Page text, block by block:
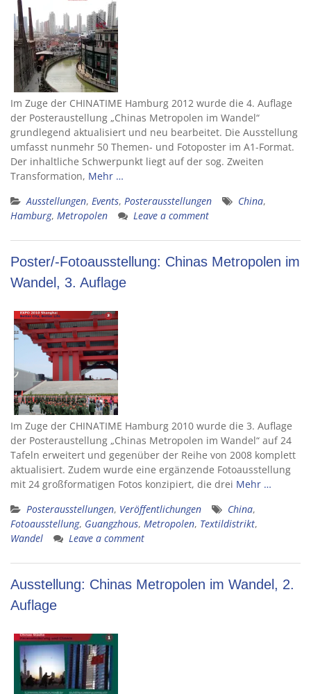
Im Zuge der CHINATIME Hamburg 2012 wurde die 4. Auflage
der Posteraustellung „Chinas Metropolen im Wandel“
grundlegend aktualisiert und neu bearbeitet. Die Ausstellung
umfasst nunmehr 50 Themen- und Fotoposter im A1-Format.
Der inhaltliche Schwerpunkt liegt auf der sog. Zweiten
Transformation, Mehr …
Ausstellungen, Events, Posterausstellungen China,
Hamburg, Metropolen Leave a comment
Poster/-Fotoausstellung: Chinas Metropolen im
Wandel, 3. Auflage
Im Zuge der CHINATIME Hamburg 2010 wurde die 3. Auflage
der Posteraustellung „Chinas Metropolen im Wandel“ auf 24
Tafeln erweitert und gegenüber der Reihe von 2008 komplett
aktualisiert. Zudem wurde eine ergänzende Fotoausstellung
mit 24 großformatigen Fotos konzipiert, die drei Mehr …
Posterausstellungen, Veröffentlichungen China,
Fotoausstellung, Guangzhous, Metropolen, Textildistrikt,
Wandel
Leave a comment
Ausstellung: Chinas Metropolen im Wandel, 2.
Auflage